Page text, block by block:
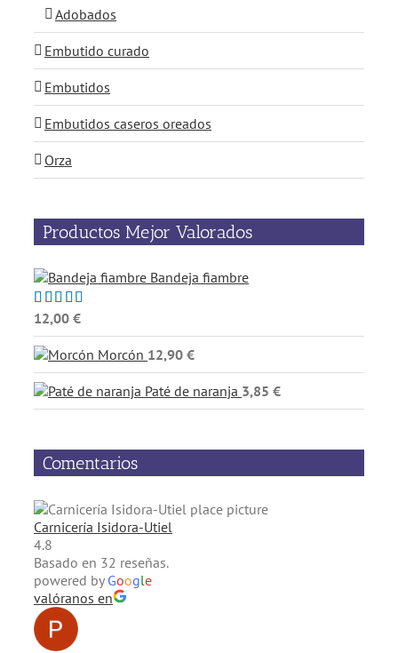
Adobados
Embutido curado
Embutidos
Embutidos caseros oreados
Orza
Productos Mejor Valorados
Bandeja fiambre
Valorado
con5.00de
5
12,00 €
Morcón 12,90 €
Paté de naranja 3,85 €
Comentarios
Carnicería Isidora-Utiel
4.8
Basado en 32 reseñas.
powered by Google
valóranos en